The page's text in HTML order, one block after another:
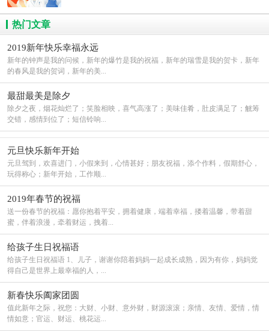
热门文章
2019新年快乐幸福永远
新年的钟声是我的问候，新年的爆竹是我的祝福，新年的瑞雪是我的贺卡，新年
的春风是我的贺词，新年的美...
最甜最美是除夕
除夕之夜，烟花灿烂了；笑脸相映，喜气高涨了；美味佳肴，肚皮满足了；觥筹
交错，感情到位了；短信铃响...
元旦快乐新年开始
元旦驾到，欢喜进门，小假来到，心情甚好；朋友祝福，添个作料，假期舒心，
玩得称心；新年开始，工作顺...
2019年春节的祝福
送一份春节的祝福：愿你抱着平安，拥着健康，端着幸福，搂着温馨，带着甜
蜜，伴着浪漫，牵着财运，拽着...
给孩子生日祝福语
给孩子生日祝福语 1、儿子，谢谢你陪着妈妈一起成长成熟，因为有你，妈妈觉
得自己是世界上最幸福的人，...
新春快乐阖家团圆
值此新年之际，祝您：大财、小财、意外财，财源滚滚；亲情、友情、爱情，情
情如意；官运、财运、桃花运...